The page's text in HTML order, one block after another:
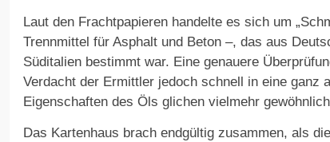
Laut den Frachtpapieren handelte es sich um
Trennmittel für Asphalt und Beton –, das aus
Süditalien bestimmt war. Eine genauere
Verdacht der Ermittler jedoch schnell in eine ganz
Eigenschaften des Öls glichen vielmehr
Das Kartenhaus brach endgültig zusammen, als